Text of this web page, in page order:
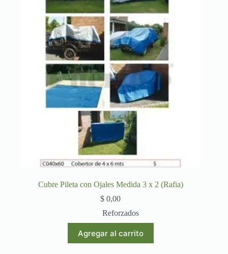
Cubre Pileta con Ojales Medida 3 x 2 (Rafia)
$ 0,00
Reforzados
Agregar al carrito